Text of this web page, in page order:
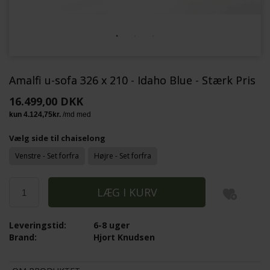
Amalfi u-sofa 326 x 210 - Idaho Blue - Stærk Pris
16.499,00 DKK
Vælg side til chaiselong
Venstre - Set forfra Højre - Set forfra
6-8 uger
Leveringstid:
Hjort Knudsen
Brand: